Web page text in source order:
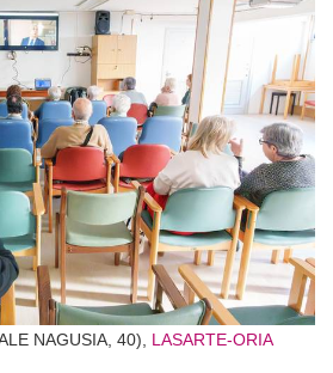
NAGUSIA, 40), LASARTE-ORIA